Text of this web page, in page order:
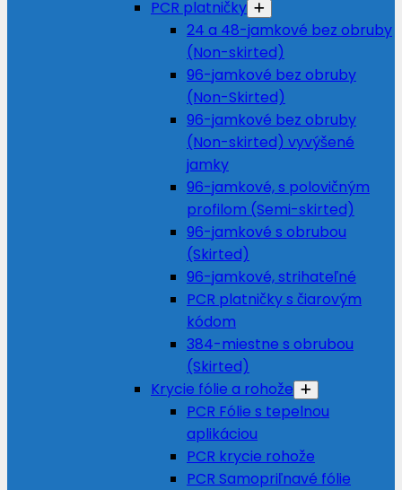
PCR platničky
24 a 48-jamkové bez obruby
(Non-skirted)
96-jamkové bez obruby
(Non-Skirted)
96-jamkové bez obruby
(Non-skirted) vyvýšené
jamky
96-jamkové, s polovičným
profilom (Semi-skirted)
96-jamkové s obrubou
(Skirted)
96-jamkové, strihateľné
PCR platničky s čiarovým
kódom
384-miestne s obrubou
(Skirted)
Krycie fólie a rohože
PCR Fólie s tepelnou
aplikáciou
PCR krycie rohože
PCR Samopriľnavé fólie